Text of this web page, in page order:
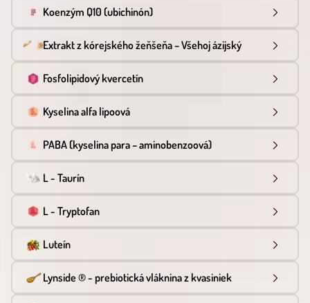
Koenzým Q10 (ubichinón)
Extrakt z kórejského žeňšeňa – Všehoj ázijský
Fosfolipidový kvercetín
Kyselina alfa lipoová
PABA (kyselina para – aminobenzoová)
L - Taurín
L - Tryptofan
Luteín
Lynside ® - prebiotická vláknina z kvasiniek